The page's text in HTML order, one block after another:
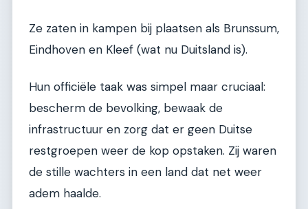
Ze zaten in kampen bij plaatsen als Brunssum,
Eindhoven en Kleef (wat nu Duitsland is).
Hun officiële taak was simpel maar cruciaal:
bescherm de bevolking, bewaak de
infrastructuur en zorg dat er geen Duitse
restgroepen weer de kop opstaken. Zij waren
de stille wachters in een land dat net weer
adem haalde.